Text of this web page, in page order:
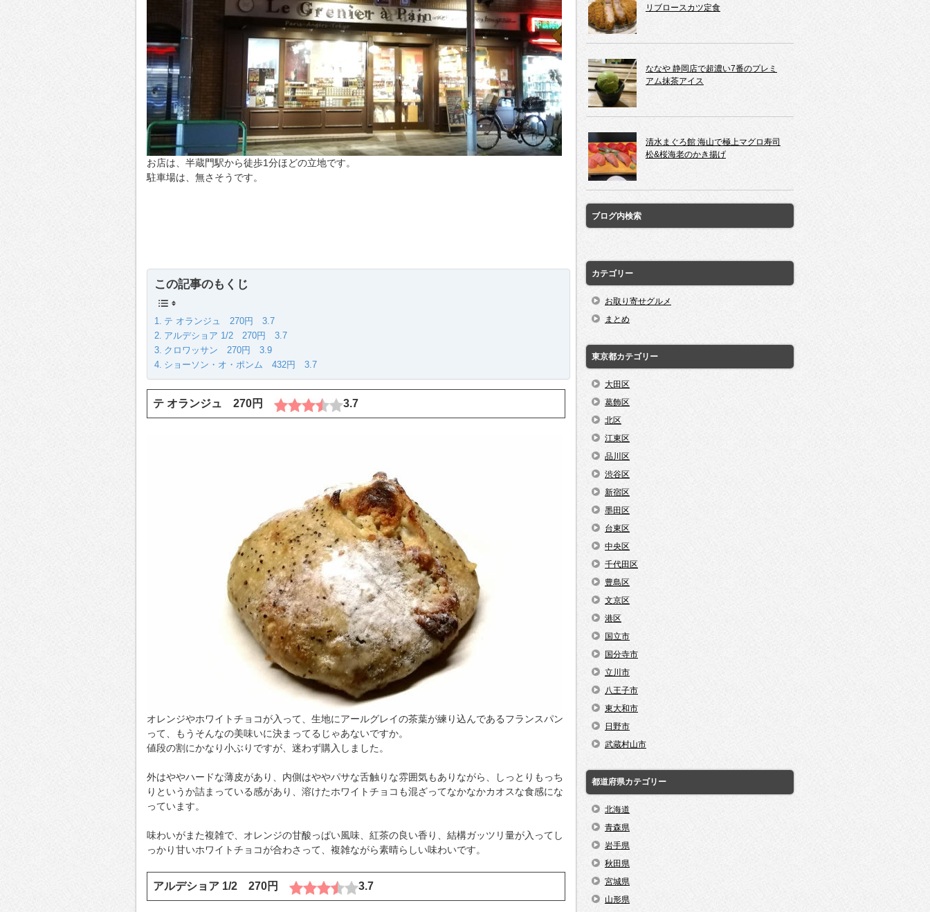
お店は、半蔵門駅から徒歩1分ほどの立地です。
駐車場は、無さそうです。
この記事のもくじ
テ オランジュ 270円 3.7
アルデショア 1/2 270円 3.7
クロワッサン 270円 3.9
ショーソン・オ・ポンム 432円 3.7
テ オランジュ 270円 3.7
オレンジやホワイトチョコが入って、生地にアールグレイの茶葉が練り込んであるフランスパン
って、もうそんなの美味いに決まってるじゃあないですか。
値段の割にかなり小ぶりですが、迷わず購入しました。
外はややハードな薄皮があり、内側はややパサな舌触りな雰囲気もありながら、しっとりもっち
りというか詰まっている感があり、溶けたホワイトチョコも混ざってなかなかカオスな食感にな
っています。
味わいがまた複雑で、オレンジの甘酸っぱい風味、紅茶の良い香り、結構ガッツリ量が入ってし
っかり甘いホワイトチョコが合わさって、複雑ながら素晴らしい味わいです。
アルデショア 1/2 270円 3.7
リブロースカツ定食
ななや 静岡店で超濃い7番のプレミ
アム抹茶アイス
清水まぐろ館 海山で極上マグロ寿司
松&桜海老のかき揚げ
ブログ内検索
カテゴリー
お取り寄せグルメ
まとめ
東京都カテゴリー
大田区
葛飾区
北区
江東区
品川区
渋谷区
新宿区
墨田区
台東区
中央区
千代田区
豊島区
文京区
港区
国立市
国分寺市
立川市
八王子市
東大和市
日野市
武蔵村山市
都道府県カテゴリー
北海道
青森県
岩手県
秋田県
宮城県
山形県